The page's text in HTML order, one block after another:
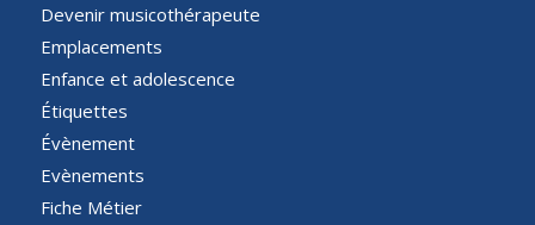
Devenir musicothérapeute
Emplacements
Enfance et adolescence
Étiquettes
Évènement
Evènements
Fiche Métier